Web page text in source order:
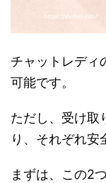
チャットレディ
可能です。
ただし、受け取
り、それぞれ安
まずは、この2